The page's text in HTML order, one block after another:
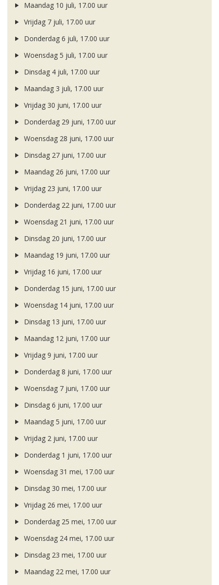
Maandag 10 juli, 17.00 uur
Vrijdag 7 juli, 17.00 uur
Donderdag 6 juli, 17.00 uur
Woensdag 5 juli, 17.00 uur
Dinsdag 4 juli, 17.00 uur
Maandag 3 juli, 17.00 uur
Vrijdag 30 juni, 17.00 uur
Donderdag 29 juni, 17.00 uur
Woensdag 28 juni, 17.00 uur
Dinsdag 27 juni, 17.00 uur
Maandag 26 juni, 17.00 uur
Vrijdag 23 juni, 17.00 uur
Donderdag 22 juni, 17.00 uur
Woensdag 21 juni, 17.00 uur
Dinsdag 20 juni, 17.00 uur
Maandag 19 juni, 17.00 uur
Vrijdag 16 juni, 17.00 uur
Donderdag 15 juni, 17.00 uur
Woensdag 14 juni, 17.00 uur
Dinsdag 13 juni, 17.00 uur
Maandag 12 juni, 17.00 uur
Vrijdag 9 juni, 17.00 uur
Donderdag 8 juni, 17.00 uur
Woensdag 7 juni, 17.00 uur
Dinsdag 6 juni, 17.00 uur
Maandag 5 juni, 17.00 uur
Vrijdag 2 juni, 17.00 uur
Donderdag 1 juni, 17.00 uur
Woensdag 31 mei, 17.00 uur
Dinsdag 30 mei, 17.00 uur
Vrijdag 26 mei, 17.00 uur
Donderdag 25 mei, 17.00 uur
Woensdag 24 mei, 17.00 uur
Dinsdag 23 mei, 17.00 uur
Maandag 22 mei, 17.00 uur